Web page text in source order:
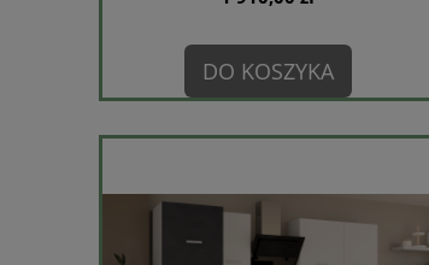
DO KOSZYKA